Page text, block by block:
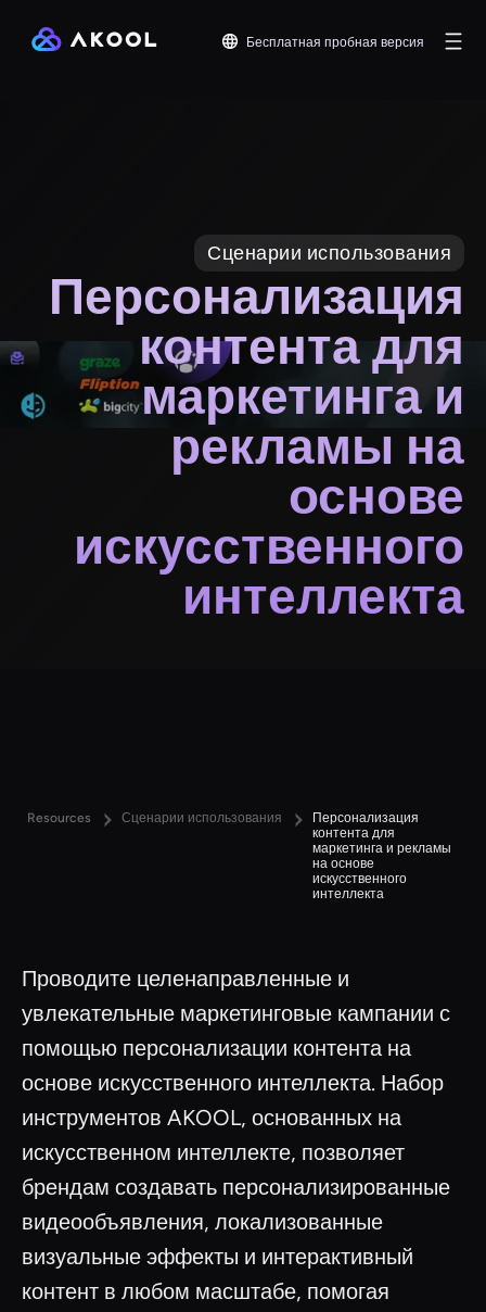
Бесплатная пробная версия
Сценарии использования
Персонализация
контента для
маркетинга и
рекламы на
основе
искусственного
интеллекта
Resources Сценарии использования
Персонализация
контента для
маркетинга и рекламы
на основе
искусственного
интеллекта
Проводите целенаправленные и
увлекательные маркетинговые кампании с
помощью персонализации контента на
основе искусственного интеллекта. Набор
инструментов AKOOL, основанных на
искусственном интеллекте, позволяет
брендам создавать персонализированные
видеообъявления, локализованные
визуальные эффекты и интерактивный
контент в любом масштабе, помогая